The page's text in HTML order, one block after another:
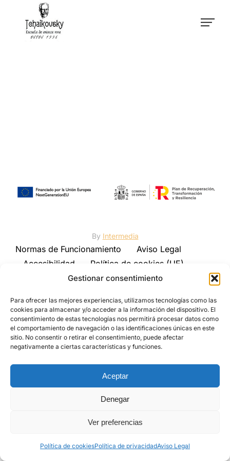
Gestionar consentimiento
Para ofrecer las mejores experiencias, utilizamos tecnologías como las
cookies para almacenar y/o acceder a la información del dispositivo. El
consentimiento de estas tecnologías nos permitirá procesar datos como
el comportamiento de navegación o las identificaciones únicas en este
sitio. No consentir o retirar el consentimiento, puede afectar
negativamente a ciertas características y funciones.
Aceptar
Denegar
Ver preferencias
Política de cookiesPolítica de privacidadAviso Legal
By Intermedia
Normas de Funcionamiento
Aviso Legal
Accesibilidad
Política de cookies (UE)
Política de privacidad